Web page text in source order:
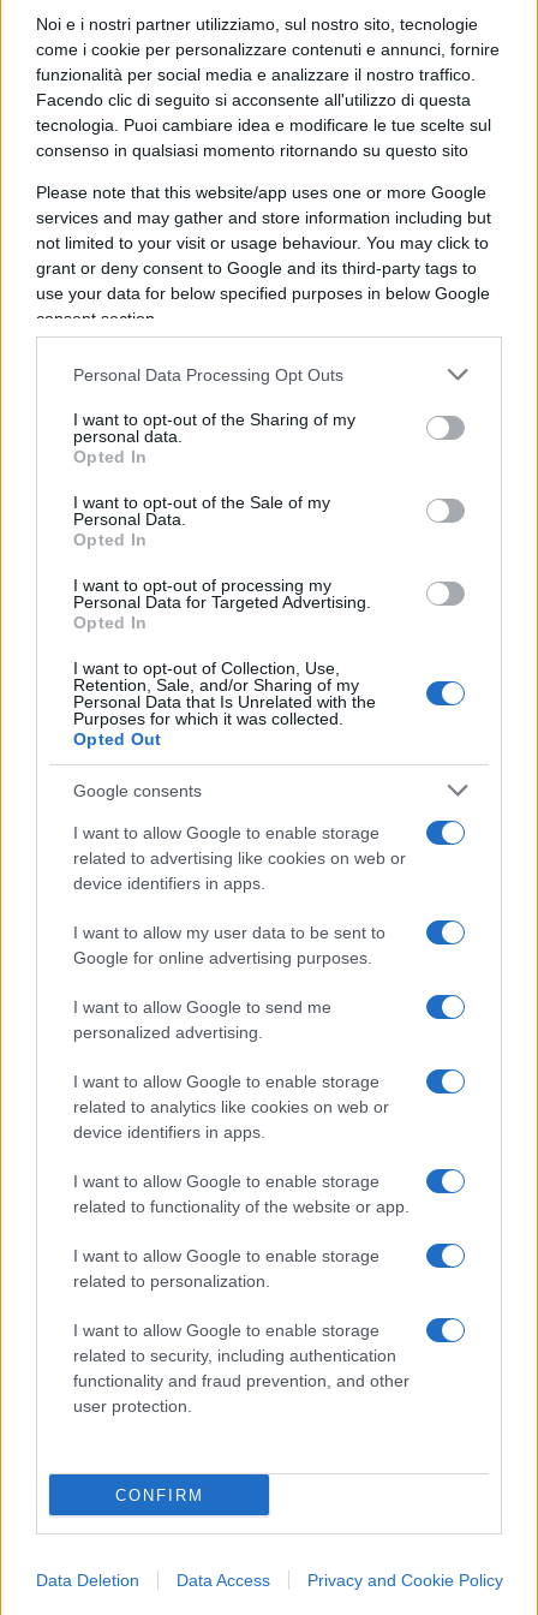
Noi e i nostri partner utilizziamo, sul nostro sito, tecnologie
come i cookie per personalizzare contenuti e annunci, fornire
funzionalità per social media e analizzare il nostro traffico.
Facendo clic di seguito si acconsente all'utilizzo di questa
tecnologia. Puoi cambiare idea e modificare le tue scelte sul
consenso in qualsiasi momento ritornando su questo sito
Please note that this website/app uses one or more Google
services and may gather and store information including but
not limited to your visit or usage behaviour. You may click to
grant or deny consent to Google and its third-party tags to
use your data for below specified purposes in below Google
consent section.
Personal Data Processing Opt Outs
I want to opt-out of the Sharing of my
personal data.
Opted In
I want to opt-out of the Sale of my
Personal Data.
Opted In
I want to opt-out of processing my
Personal Data for Targeted Advertising.
Opted In
I want to opt-out of Collection, Use,
Retention, Sale, and/or Sharing of my
Personal Data that Is Unrelated with the
Purposes for which it was collected.
Opted Out
Google consents
I want to allow Google to enable storage
related to advertising like cookies on web or
device identifiers in apps.
I want to allow my user data to be sent to
Google for online advertising purposes.
I want to allow Google to send me
personalized advertising.
I want to allow Google to enable storage
related to analytics like cookies on web or
device identifiers in apps.
I want to allow Google to enable storage
related to functionality of the website or app.
I want to allow Google to enable storage
related to personalization.
I want to allow Google to enable storage
related to security, including authentication
functionality and fraud prevention, and other
user protection.
CONFIRM
Data Deletion Data Access Privacy and Cookie Policy
Secondo le indicazioni fornite da Macron, la
missione escluderebbe le “parti belligeranti”,
ovvero Stati Uniti, Israele e Iran, e non sarebbe
sotto comando americano. Tuttavia, permangono
differenze di impostazionetra Francia e Regno
Unito: Parigi considera l’assenza di Washington un
elemento utile a favorire l’accettazione da parte di
Teheran, mentre Londra teme possibili effetti
negativi nei rapporti con gli Stati Uniti. Il piano,
ancora in fase di definizione, si articolerebbe in
rimozione degli ordigni e avvio di un sistema di
pattugliamento con scorte militari.
Il blocco dello Stretto di Hormuz sta producendo
diversi Paesi europei, inclusa l’Italia, si registra un
aumento dei prezzi di benzina e diesel. Le
conseguenze si estendono anche ad altri settori: il
trasporto aereo potrebbe affrontare difficoltà
legate all’approvvigionamento di carburante, con
possibili riduzioni dell’operatività. Lo stretto
riveste inoltre un ruolo chiave per il commercio di
fertilizzanti. Un’interruzione prolungata dei flussi
potrebbe incidere sui costi agricoli e, a cascata,
sui prezzi dei prodotti alimentari.
L’approccio europeo è stato respinto da
discussione. Il presidente ha invece elogiato
blocco navale “straordinario” e sottolineandone
l’efficacia: “Si sta rivelando molto solido,
affari. Nessuna nave può superare la nostra
marina”. Nel frattempo, il capo degli Stati
maggiori congiunti, il generale Dan Caine, ha
indicato la possibilità di un’estensione delle
operazioni militari. In un briefing al Pentagono ha
spiegato che gli Stati Uniti potrebbero
intensificare i controlli su imbarcazioni sospettate
di sostenere Teheran anche al di fuori dell’area
armate, attraverso operazioni e attività in altre
aree di responsabilità, daranno attivamente la
caccia a qualsiasi nave battente bandiera iraniana
o a qualsiasi nave che tenti di fornire supporto